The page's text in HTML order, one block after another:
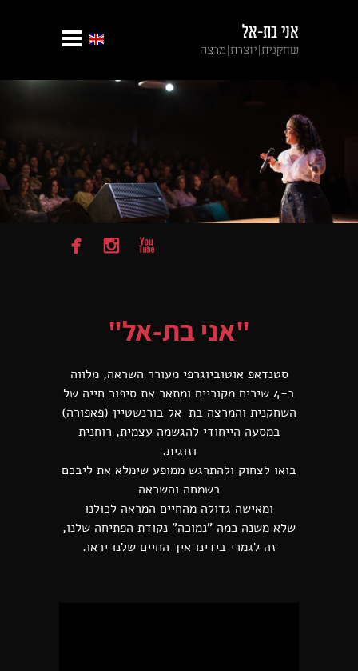
אני בת-אל
שחקנית|יוצרת|מרצה
  
"אני בת-אל"
סטנדאפ אוטוביוגרפי מעורר השראה, מלווה
ב-4 שירים מקוריים ומתאר את סיפור חייה של
השחקנית והמרצה בת-אל בורנשטיין (פאפורה)
במסעה הייחודי להגשמה עצמית, רוחנית
וזוגית.
בואו לצחוק ולהתרגש ממופע שימלא את ליבכם
בשמחה והשראה
ומאישה גדולה מהחיים המראה לכולנו
שלא משנה כמה "נמוכה" נקודת הפתיחה שלנו,
זה לגמרי בידינו איך החיים שלנו יראו.